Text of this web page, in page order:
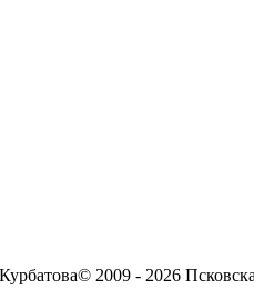
© 2009 - 2026